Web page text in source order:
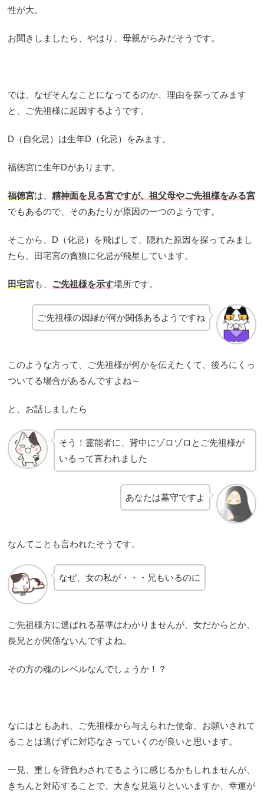
性が大。
お聞きしましたら、やはり、母親がらみだそうです。
では、なぜそんなことになってるのか、理由を探ってみます
と、ご先祖様に起因するようです。
D（自化忌）は生年D（化忌）をみます。
福徳宮に生年Dがあります。
福徳宮は、 精神面を見る宮ですが、祖父母やご先祖様をみる宮
でもあるので、そのあたりが原因の一つのようです。
そこから、D（化忌）を飛ばして、隠れた原因を探ってみまし
たら、田宅宮の貪狼に化忌が飛星しています。
田宅宮も、 ご先祖様を示す場所です。
ご先祖様の因縁が何か関係あるようですね
このような方って、ご先祖様が何かを伝えたくて、後ろにくっ
ついてる場合があるんですよね～
と、お話しましたら
そう！霊能者に、背中にゾロゾロとご先祖様が
いるって言われました
あなたは墓守ですよ
なんてことも言われたそうです。
なぜ、女の私が・・・兄もいるのに
ご先祖様方に選ばれる基準はわかりませんが、女だからとか、
長兄とか関係ないんですよね。
その方の魂のレベルなんでしょうか！？
なにはともあれ、ご先祖様から与えられた使命、お願いされて
ることは逃げずに対応なさっていくのが良いと思います。
一見、重しを背負わされてるように感じるかもしれませんが、
きちんと対応することで、大きな見返りといいますか、幸運が